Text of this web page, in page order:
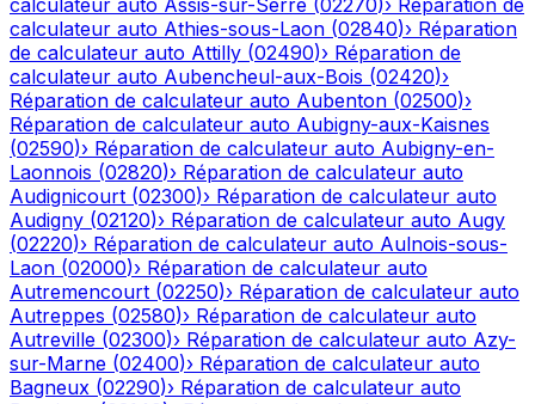
calculateur auto Athies-sous-Laon (02840)› Réparation
de calculateur auto Attilly (02490)› Réparation de
calculateur auto Aubencheul-aux-Bois (02420)›
Réparation de calculateur auto Aubenton (02500)›
Réparation de calculateur auto Aubigny-aux-Kaisnes
(02590)› Réparation de calculateur auto Aubigny-en-
Laonnois (02820)› Réparation de calculateur auto
Audignicourt (02300)› Réparation de calculateur auto
Audigny (02120)› Réparation de calculateur auto Augy
(02220)› Réparation de calculateur auto Aulnois-sous-
Laon (02000)› Réparation de calculateur auto
Autremencourt (02250)› Réparation de calculateur auto
Autreppes (02580)› Réparation de calculateur auto
Autreville (02300)› Réparation de calculateur auto Azy-
sur-Marne (02400)› Réparation de calculateur auto
Bagneux (02290)› Réparation de calculateur auto